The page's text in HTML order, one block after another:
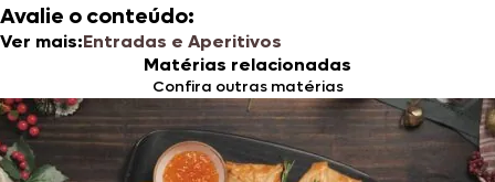
Avalie o conteúdo:
Ver mais:Entradas e Aperitivos
Matérias relacionadas
Confira outras matérias